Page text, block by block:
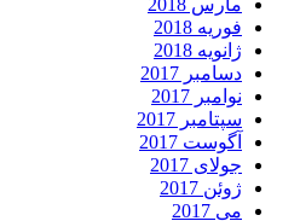
مارس 2018
فوریه 2018
ژانویه 2018
دسامبر 2017
نوامبر 2017
سپتامبر 2017
آگوست 2017
جولای 2017
ژوئن 2017
می 2017